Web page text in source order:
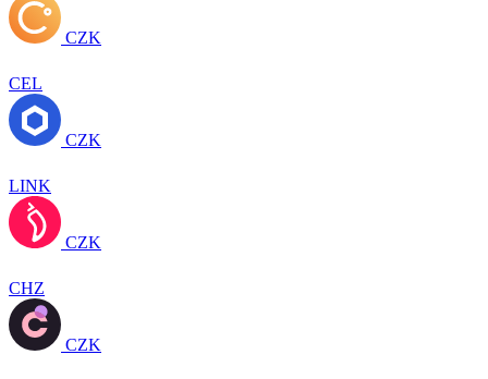
CZK
CEL
CZK
LINK
CZK
CHZ
CZK